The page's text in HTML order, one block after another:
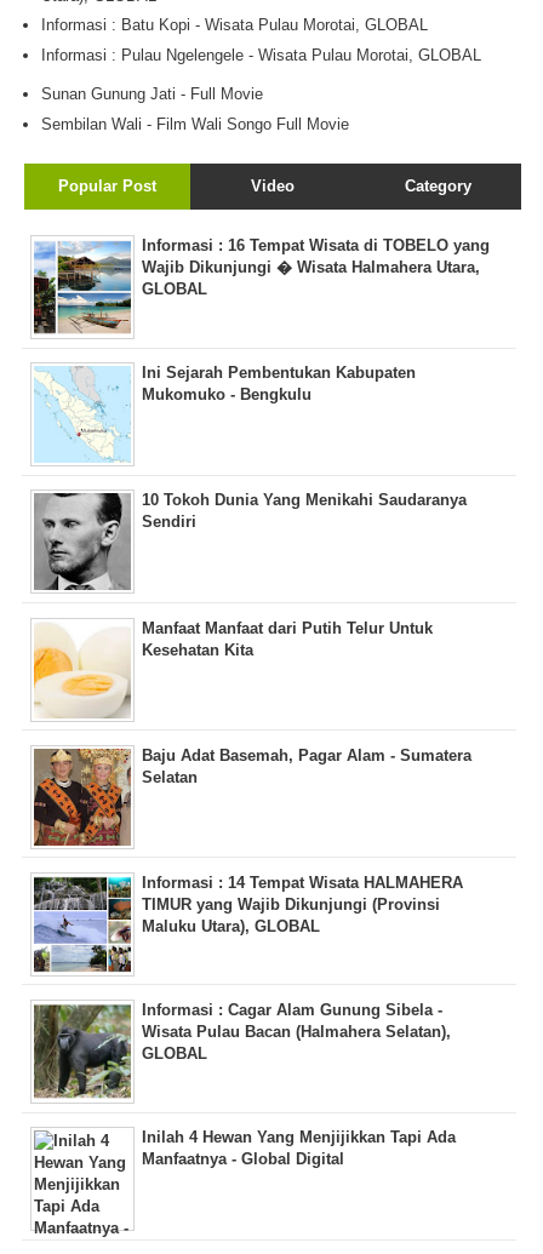
Informasi : Batu Kopi - Wisata Pulau Morotai, GLOBAL
Informasi : Pulau Ngelengele - Wisata Pulau Morotai, GLOBAL
Sunan Gunung Jati - Full Movie
Sembilan Wali - Film Wali Songo Full Movie
Popular Post Video Category
Informasi : 16 Tempat Wisata di TOBELO yang
Wajib Dikunjungi � Wisata Halmahera Utara,
GLOBAL
Ini Sejarah Pembentukan Kabupaten
Mukomuko - Bengkulu
10 Tokoh Dunia Yang Menikahi Saudaranya
Sendiri
Manfaat Manfaat dari Putih Telur Untuk
Kesehatan Kita
Baju Adat Basemah, Pagar Alam - Sumatera
Selatan
Informasi : 14 Tempat Wisata HALMAHERA
TIMUR yang Wajib Dikunjungi (Provinsi
Maluku Utara), GLOBAL
Informasi : Cagar Alam Gunung Sibela -
Wisata Pulau Bacan (Halmahera Selatan),
GLOBAL
Inilah 4 Hewan Yang Menjijikkan Tapi Ada
Manfaatnya - Global Digital